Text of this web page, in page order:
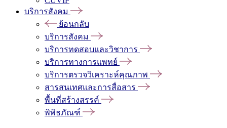
บริการสังคม
ย้อนกลับ
บริการสังคม
บริการทดสอบและวิชาการ
บริการทางการแพทย์
บริการตรวจวิเคราะห์คุณภาพ
สารสนเทศและการสื่อสาร
พื้นที่สร้างสรรค์
พิพิธภัณฑ์